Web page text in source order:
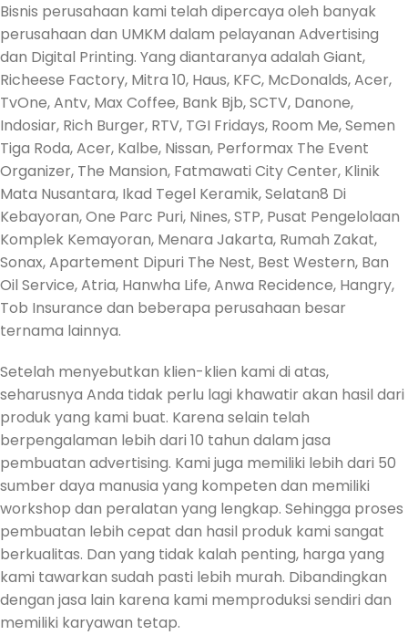
Bisnis perusahaan kami telah dipercaya oleh banyak
perusahaan dan UMKM dalam pelayanan Advertising
dan Digital Printing. Yang diantaranya adalah Giant,
Richeese Factory, Mitra 10, Haus, KFC, McDonalds, Acer,
TvOne, Antv, Max Coffee, Bank Bjb, SCTV, Danone,
Indosiar, Rich Burger, RTV, TGI Fridays, Room Me, Semen
Tiga Roda, Acer, Kalbe, Nissan, Performax The Event
Organizer, The Mansion, Fatmawati City Center, Klinik
Mata Nusantara, Ikad Tegel Keramik, Selatan8 Di
Kebayoran, One Parc Puri, Nines, STP, Pusat Pengelolaan
Komplek Kemayoran, Menara Jakarta, Rumah Zakat,
Sonax, Apartement Dipuri The Nest, Best Western, Ban
Oil Service, Atria, Hanwha Life, Anwa Recidence, Hangry,
Tob Insurance dan beberapa perusahaan besar
ternama lainnya.
Setelah menyebutkan klien-klien kami di atas,
seharusnya Anda tidak perlu lagi khawatir akan hasil dari
produk yang kami buat. Karena selain telah
berpengalaman lebih dari 10 tahun dalam jasa
pembuatan advertising. Kami juga memiliki lebih dari 50
sumber daya manusia yang kompeten dan memiliki
workshop dan peralatan yang lengkap. Sehingga proses
pembuatan lebih cepat dan hasil produk kami sangat
berkualitas. Dan yang tidak kalah penting, harga yang
kami tawarkan sudah pasti lebih murah. Dibandingkan
dengan jasa lain karena kami memproduksi sendiri dan
memiliki karyawan tetap.